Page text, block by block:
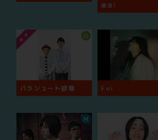
復活）
パラシュート部隊
O
Foi
M